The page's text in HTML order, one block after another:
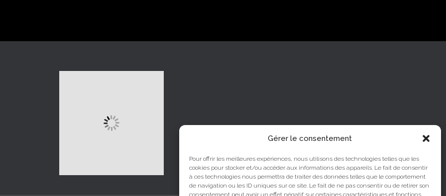
Gérer le consentement
Pour offrir les meilleures expériences, nous utilisons des technologies telles que les
cookies pour stocker et/ou accéder aux informations des appareils. Le fait de consentir
à ces technologies nous permettra de traiter des données telles que le comportement
de navigation ou les ID uniques sur ce site. Le fait de ne pas consentir ou de retirer son
consentement peut avoir un effet négatif sur certaines caractéristiques et fonctions.